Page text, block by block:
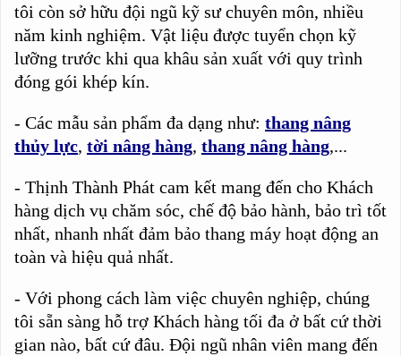
tôi còn sở hữu đội ngũ kỹ sư chuyên môn, nhiều
năm kinh nghiệm. Vật liệu được tuyển chọn kỹ
lưỡng trước khi qua khâu sản xuất với quy trình
đóng gói khép kín.
- Các mẫu sản phẩm đa dạng như: thang nâng
thủy lực, tời nâng hàng, thang nâng hàng,...
- Thịnh Thành Phát cam kết mang đến cho Khách
hàng dịch vụ chăm sóc, chế độ bảo hành, bảo trì tốt
nhất, nhanh nhất đảm bảo thang máy hoạt động an
toàn và hiệu quả nhất.
- Với phong cách làm việc chuyên nghiệp, chúng
tôi sẵn sàng hỗ trợ Khách hàng tối đa ở bất cứ thời
gian nào, bất cứ đâu. Đội ngũ nhân viên mang đến